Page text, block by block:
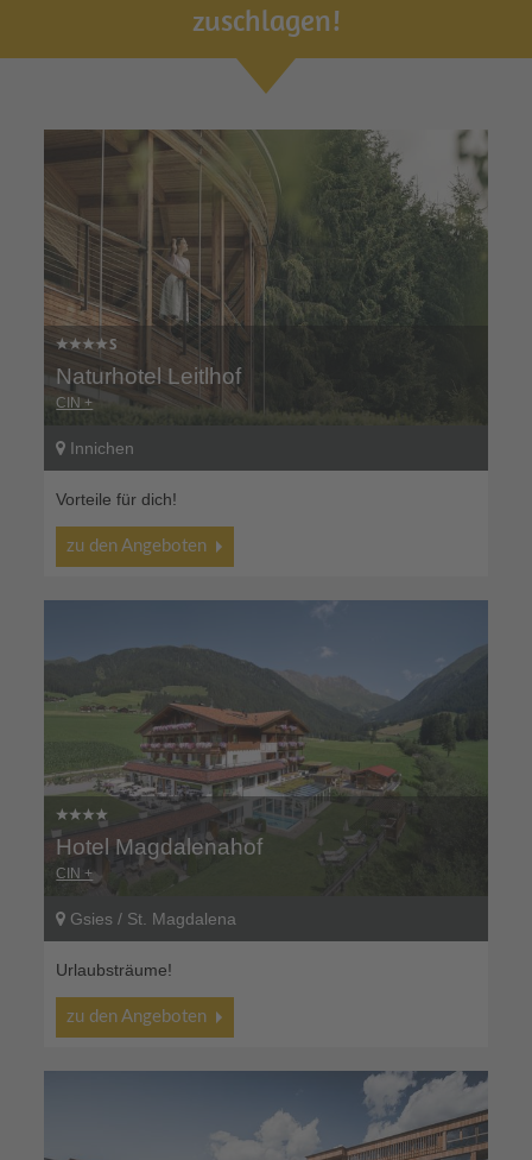
zuschlagen!
Naturhotel Leitlhof
CIN +
Innichen
Vorteile für dich!
zu den Angeboten
Hotel Magdalenahof
CIN +
Gsies / St. Magdalena
Urlaubsträume!
zu den Angeboten